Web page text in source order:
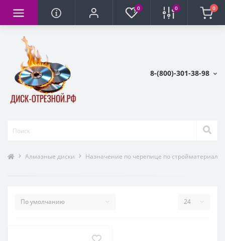
0 0 0
8-(800)-301-38-98
Алмазные диски Назначение по черепице по